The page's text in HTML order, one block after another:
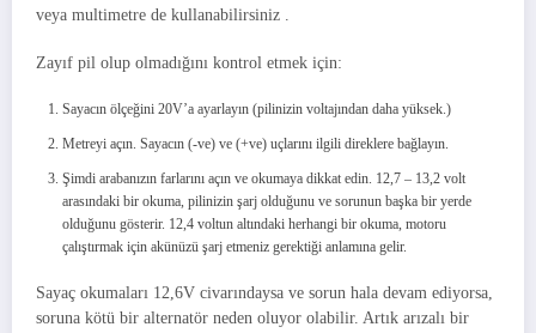
veya multimetre de kullanabilirsiniz .
Zayıf pil olup olmadığını kontrol etmek için:
Sayacın ölçeğini 20V’a ayarlayın (pilinizin voltajından daha yüksek.)
Metreyi açın. Sayacın (-ve) ve (+ve) uçlarını ilgili direklere bağlayın.
Şimdi arabanızın farlarını açın ve okumaya dikkat edin. 12,7 – 13,2 volt
arasındaki bir okuma, pilinizin şarj olduğunu ve sorunun başka bir yerde
olduğunu gösterir. 12,4 voltun altındaki herhangi bir okuma, motoru
çalıştırmak için akünüzü şarj etmeniz gerektiği anlamına gelir.
Sayaç okumaları 12,6V civarındaysa ve sorun hala devam ediyorsa,
soruna kötü bir alternatör neden oluyor olabilir. Artık arızalı bir